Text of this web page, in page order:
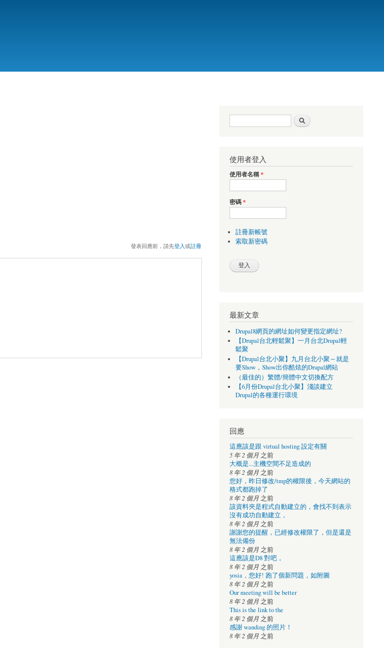
發表回應前，請先登入或註冊
搜尋表單
使用者登入
使用者名稱*
密碼*
註冊新帳號
索取新密碼
最新文章
Drupal8網頁的網址如何變更指定網址?
【Drupal台北輕鬆聚】一月台北Drupal輕
鬆聚
【Drupal台北小聚】九月台北小聚～就是
要Show，Show出你酷炫的Drupal網站
（最佳的）繁體/簡體中文切換配方
【6月份Drupal台北小聚】淺談建立
Drupal的各種運行環境
回應
這應該是跟 virtual hosting 設定有關
5 年 2 個月之前
大概是...主機空間不足造成的
8 年 2 個月之前
您好，昨日修改/tmp的權限後，今天網站的
格式都跑掉了
8 年 2 個月之前
該資料夾是程式自動建立的，會找不到表示
沒有成功自動建立，
8 年 2 個月之前
謝謝您的提醒，已經修改權限了，但是還是
無法備份
8 年 2 個月之前
這應該是D8 對吧，
8 年 2 個月之前
yosia，您好! 跑了個新問題，如附圖
8 年 2 個月之前
Our meeting will be better
8 年 2 個月之前
This is the link to the
8 年 2 個月之前
感謝 wanding 的照片！
8 年 2 個月之前